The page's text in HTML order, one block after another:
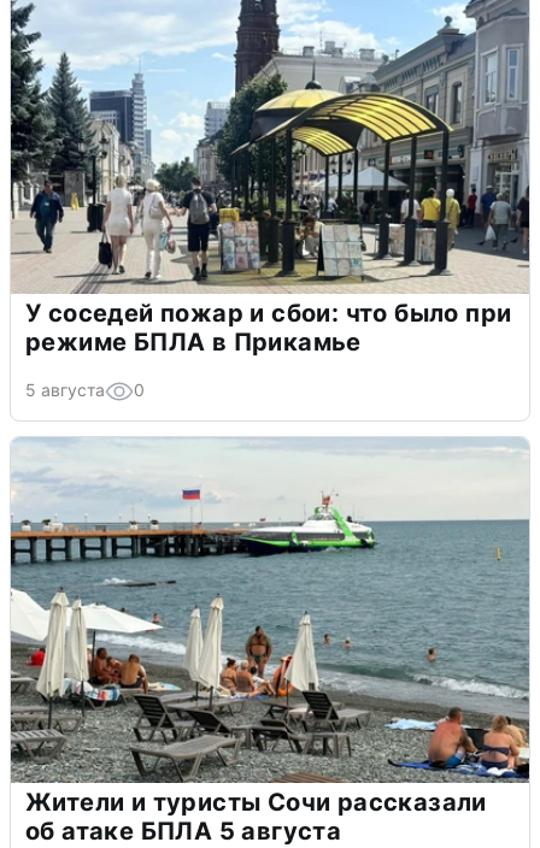
У соседей пожар и сбои: что было при
режиме БПЛА в Прикамье
5 августа 0
Жители и туристы Сочи рассказали
об атаке БПЛА 5 августа